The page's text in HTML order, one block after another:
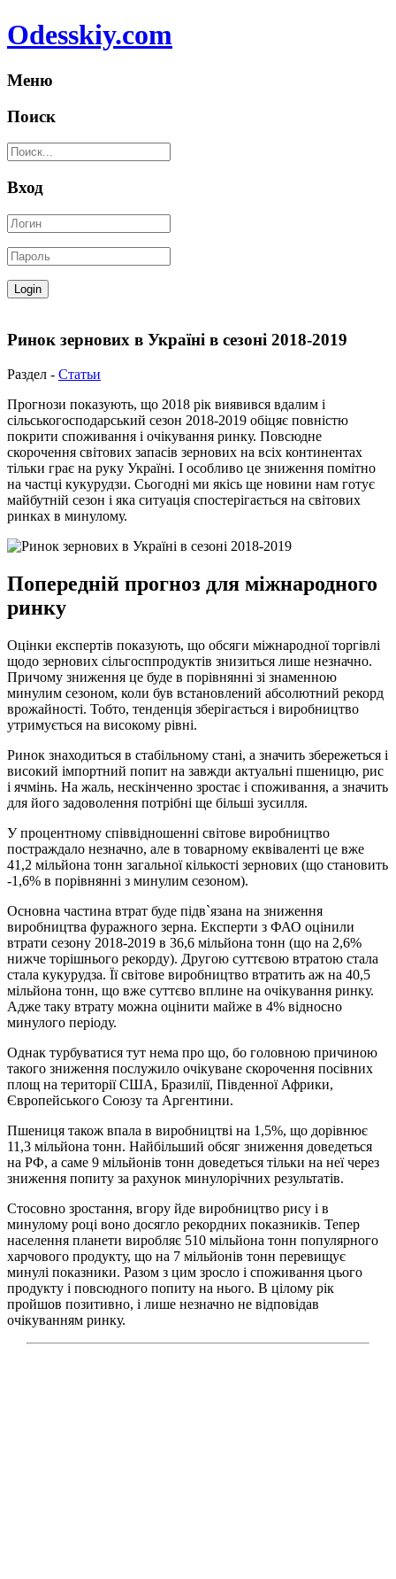
Odesskiy.com
Меню
Поиск
Вход
Ринок зернових в Україні в сезоні 2018-2019
Раздел - Статьи
Прогнози показують, що 2018 рік виявився вдалим і
сільськогосподарський сезон 2018-2019 обіцяє повністю
покрити споживання і очікування ринку. Повсюдне
скорочення світових запасів зернових на всіх континентах
тільки грає на руку Україні. І особливо це зниження помітно
на частці кукурудзи. Сьогодні ми якісь ще новини нам готує
майбутній сезон і яка ситуація спостерігається на світових
ринках в минулому.
Попередній прогноз для міжнародного
ринку
Оцінки експертів показують, що обсяги міжнародної торгівлі
щодо зернових сільгосппродуктів знизиться лише незначно.
Причому зниження це буде в порівнянні зі знаменною
минулим сезоном, коли був встановлений абсолютний рекорд
врожайності. Тобто, тенденція зберігається і виробництво
утримується на високому рівні.
Ринок знаходиться в стабільному стані, а значить збережеться і
високий імпортний попит на завжди актуальні пшеницю, рис
і ячмінь. На жаль, нескінченно зростає і споживання, а значить
для його задоволення потрібні ще більші зусилля.
У процентному співвідношенні світове виробництво
постраждало незначно, але в товарному еквіваленті це вже
41,2 мільйона тонн загальної кількості зернових (що становить
-1,6% в порівнянні з минулим сезоном).
Основна частина втрат буде підв`язана на зниження
виробництва фуражного зерна. Експерти з ФАО оцінили
втрати сезону 2018-2019 в 36,6 мільйона тонн (що на 2,6%
нижче торішнього рекорду). Другою суттєвою втратою стала
стала кукурудза. Її світове виробництво втратить аж на 40,5
мільйона тонн, що вже суттєво вплине на очікування ринку.
Адже таку втрату можна оцінити майже в 4% відносно
минулого періоду.
Однак турбуватися тут нема про що, бо головною причиною
такого зниження послужило очікуване скорочення посівних
площ на території США, Бразилії, Південної Африки,
Європейського Союзу та Аргентини.
Пшениця також впала в виробництві на 1,5%, що дорівнює
11,3 мільйона тонн. Найбільший обсяг зниження доведеться
на РФ, а саме 9 мільйонів тонн доведеться тільки на неї через
зниження попиту за рахунок минулорічних результатів.
Стосовно зростання, вгору йде виробництво рису і в
минулому році воно досягло рекордних показників. Тепер
населення планети виробляє 510 мільйона тонн популярного
харчового продукту, що на 7 мільйонів тонн перевищує
минулі показники. Разом з цим зросло і споживання цього
продукту і повсюдного попиту на нього. В цілому рік
пройшов позитивно, і лише незначно не відповідав
очікуванням ринку.